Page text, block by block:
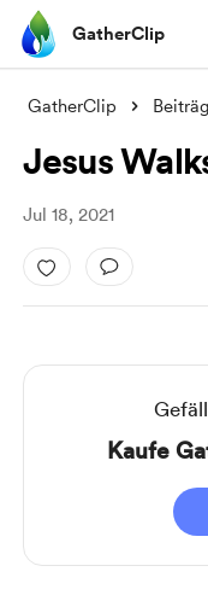
GatherClip
GatherClip
Jesus
Jul 18, 2021
Kaufe